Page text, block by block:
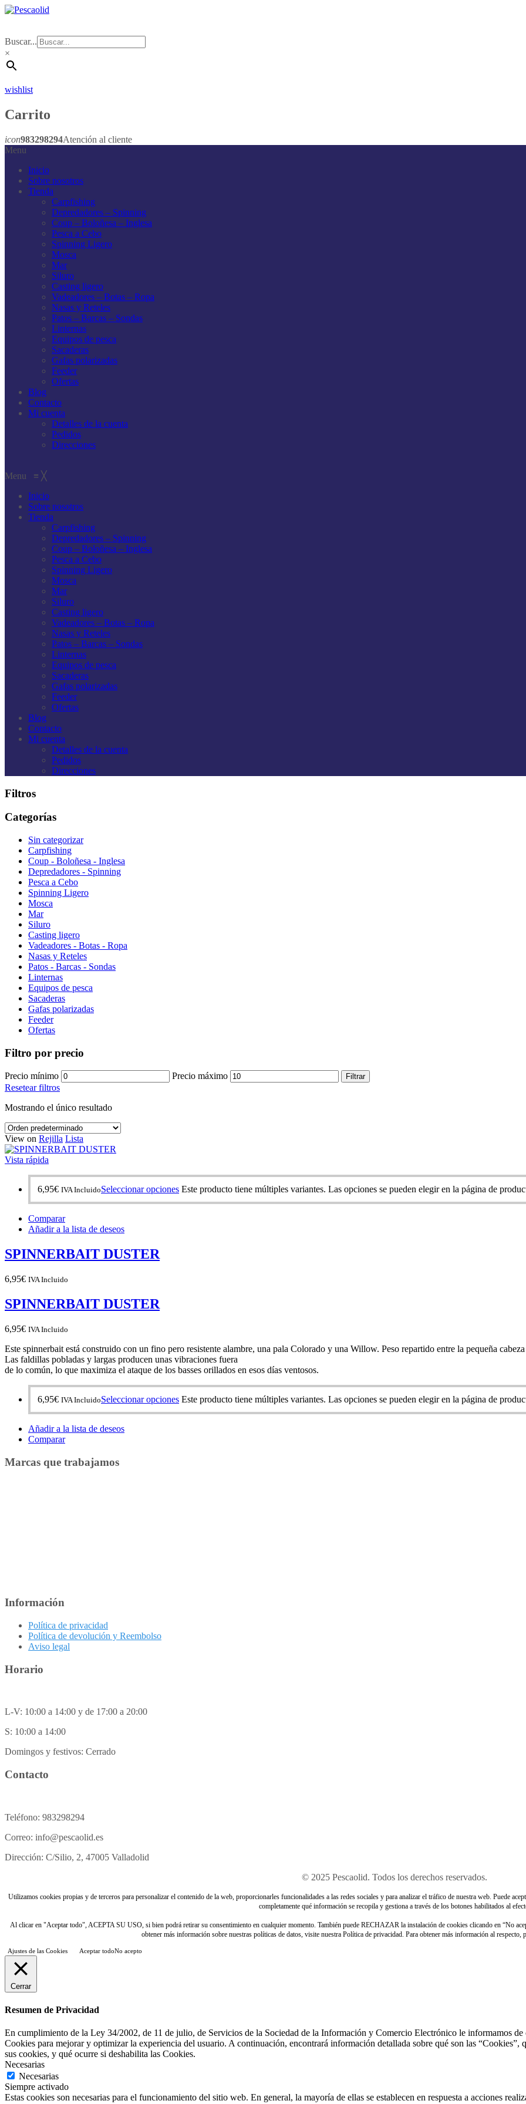
Buscar...
×
wishlist
Carrito
icon983298294Atención al cliente
Menu
Inicio
Sobre nosotros
Tienda
Carpfishing
Depredadores – Spinning
Coup – Boloñesa – Inglesa
Pesca a Cebo
Spinning Ligero
Mosca
Mar
Siluro
Casting ligero
Vadeadores – Botas – Ropa
Nasas y Reteles
Patos – Barcas – Sondas
Linternas
Equipos de pesca
Sacaderas
Gafas polarizadas
Feeder
Ofertas
Blog
Contacto
Mi cuenta
Detalles de la cuenta
Pedidos
Direcciones
Menu ≡ ╳
Inicio
Sobre nosotros
Tienda
Carpfishing
Depredadores – Spinning
Coup – Boloñesa – Inglesa
Pesca a Cebo
Spinning Ligero
Mosca
Mar
Siluro
Casting ligero
Vadeadores – Botas – Ropa
Nasas y Reteles
Patos – Barcas – Sondas
Linternas
Equipos de pesca
Sacaderas
Gafas polarizadas
Feeder
Ofertas
Blog
Contacto
Mi cuenta
Detalles de la cuenta
Pedidos
Direcciones
Filtros
Categorías
Sin categorizar
Carpfishing
Coup - Boloñesa - Inglesa
Depredadores - Spinning
Pesca a Cebo
Spinning Ligero
Mosca
Mar
Siluro
Casting ligero
Vadeadores - Botas - Ropa
Nasas y Reteles
Patos - Barcas - Sondas
Linternas
Equipos de pesca
Sacaderas
Gafas polarizadas
Feeder
Ofertas
Filtro por precio
Precio mínimo Precio máximo Filtrar
Resetear filtros
Mostrando el único resultado
View on Rejilla Lista
Vista rápida
6,95€ IVA IncluidoSeleccionar opciones Este producto tiene múltiples variantes. Las opciones se pueden elegir en la página de
Comparar
Añadir a la lista de deseos
SPINNERBAIT DUSTER
6,95€ IVA Incluido
SPINNERBAIT DUSTER
6,95€ IVA Incluido
Este spinnerbait está construido con un fino pero resistente alambre, una pala Colorado y una Willow. Peso repartido entre la pequeña
Las faldillas pobladas y largas producen unas vibraciones fuera
de lo común, lo que maximiza el ataque de los basses orillados en esos días ventosos.
6,95€ IVA IncluidoSeleccionar opciones Este producto tiene múltiples variantes. Las opciones se pueden elegir en la página de
Añadir a la lista de deseos
Comparar
Marcas que trabajamos
Información
Política de privacidad
Política de devolución y Reembolso
Aviso legal
Horario
L-V: 10:00 a 14:00 y de 17:00 a 20:00
S: 10:00 a 14:00
Domingos y festivos: Cerrado
Contacto
Teléfono: 983298294
Correo: info@pescaolid.es
Dirección: C/Silio, 2, 47005 Valladolid
© 2025 Pescaolid. Todos los derechos reservados.
Utilizamos cookies propias y de terceros para personalizar el contenido de la web, proporcionarles funcionalidades a las redes sociales y para analizar el tráfico de nuestra web. Puede
completamente qué información se recopila y gestiona a través de los botones habilitados al
Al clicar en "Aceptar todo", ACEPTA SU USO, si bien podrá retirar su consentimiento en cualquier momento. También puede RECHAZAR la instalación de cookies clicando en “No
obtener más información sobre nuestras políticas de datos, visite nuestra Política de privacidad. Para obtener más información al respecto,
Ajustes de las Cookies Aceptar todoNo acepto
Cerrar
Resumen de Privacidad
En cumplimiento de la Ley 34/2002, de 11 de julio, de Servicios de la Sociedad de la Información y Comercio Electrónico le informamos
Cookies para mejorar y optimizar la experiencia del usuario. A continuación, encontrará información detallada sobre qué son las
sus cookies, y qué ocurre si deshabilita las Cookies.
Necesarias
Necesarias
Siempre activado
Estas cookies son necesarias para el funcionamiento del sitio web. En general, la mayoría de ellas se establecen en respuesta a acciones